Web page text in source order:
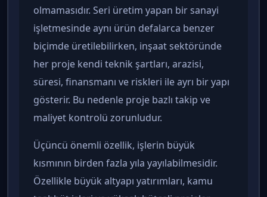
olmamasıdır. Seri üretim yapan bir sanayi
işletmesinde aynı ürün defalarca benzer
biçimde üretilebilirken, inşaat sektöründe
her proje kendi teknik şartları, arazisi,
süresi, finansmanı ve riskleri ile ayrı bir yapı
gösterir. Bu nedenle proje bazlı takip ve
maliyet kontrolü zorunludur.
Üçüncü önemli özellik, işlerin büyük
kısmının birden fazla yıla yayılabilmesidir.
Özellikle büyük altyapı yatırımları, kamu